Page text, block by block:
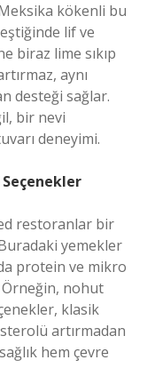
kökenli bu
lif ve
biraz lime sıkıp
aynı
desteği sağlar.
bir nevi
deneyimi.
restoranlar bir
yemekler
protein ve mikro
Örneğin, nohut
klasik
artırmadan
hem çevre